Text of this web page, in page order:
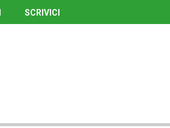
SCRIVICI